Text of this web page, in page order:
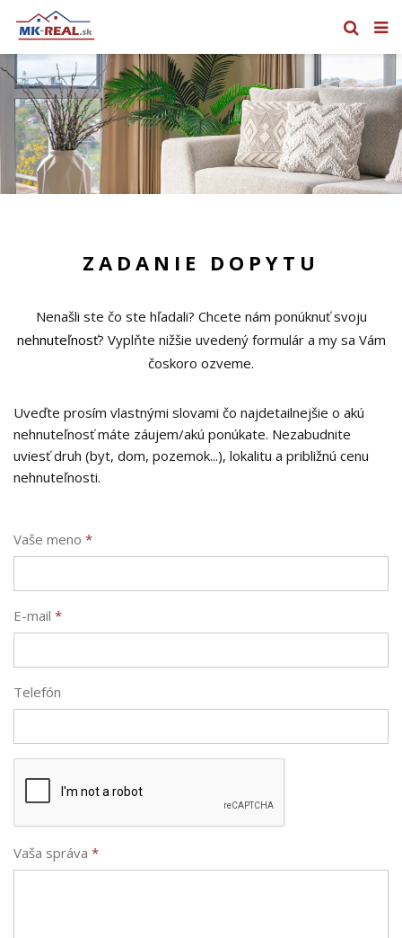
ZADANIE DOPYTU
Nenašli ste čo ste hľadali? Chcete nám ponúknuť svoju
nehnuteľnosť? Vyplňte nižšie uvedený formulár a my sa Vám
čoskoro ozveme.
Uveďte prosím vlastnými slovami čo najdetailnejšie o akú
nehnuteľnosť máte záujem/akú ponúkate. Nezabudnite
uviesť druh (byt, dom, pozemok...), lokalitu a približnú cenu
nehnuteľnosti.
Vaše meno *
E-mail *
Telefón
Vaša správa *